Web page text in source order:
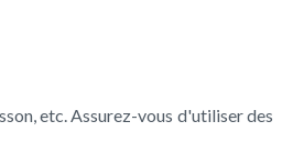
etc. Assurez-vous d'utiliser des